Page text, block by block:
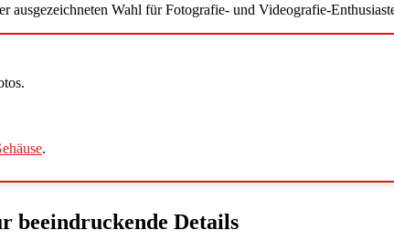
Wahl für Fotografie- und Videografie-
.
beeindruckende Details